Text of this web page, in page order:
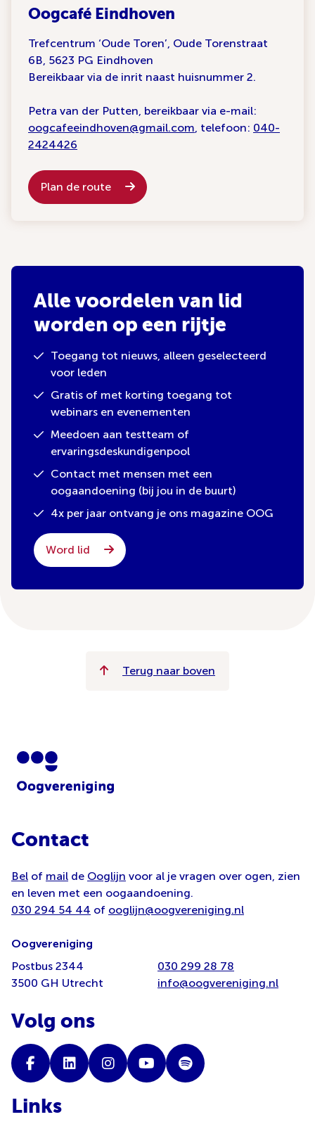
Oogcafé Eindhoven
Trefcentrum ‘Oude Toren’, Oude Torenstraat
6B, 5623 PG Eindhoven
Bereikbaar via de inrit naast huisnummer 2.
Petra van der Putten, bereikbaar via e-mail:
oogcafeeindhoven@gmail.com, telefoon: 040-
2424426
Plan de route
Alle voordelen van lid
worden op een rijtje
Toegang tot nieuws, alleen geselecteerd
voor leden
Gratis of met korting toegang tot
webinars en evenementen
Meedoen aan testteam of
ervaringsdeskundigenpool
Contact met mensen met een
oogaandoening (bij jou in de buurt)
4x per jaar ontvang je ons magazine OOG
Word lid
Terug naar boven
Contact
Bel of mail de Ooglijn voor al je vragen over ogen, zien
en leven met een oogaandoening.
030 294 54 44 of ooglijn@oogvereniging.nl
Oogvereniging
Postbus 2344
3500 GH Utrecht
030 299 28 78
info@oogvereniging.nl
Volg ons
Links